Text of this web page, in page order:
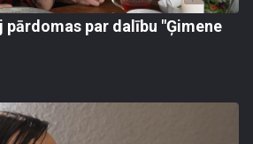
pārdomas par dalību "Ģimene